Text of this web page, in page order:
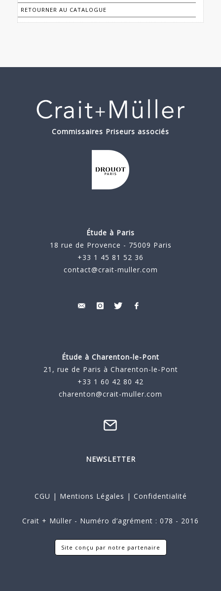
RETOURNER AU CATALOGUE
Commissaires Priseurs associés
Étude à Paris
18 rue de Provence - 75009 Paris
+33 1 45 81 52 36
contact@crait-muller.com
Étude à Charenton-le-Pont
21, rue de Paris à Charenton-le-Pont
+33 1 60 42 80 42
charenton@crait-muller.com
NEWSLETTER
CGU | Mentions Légales | Confidentialité
Crait + Müller - Numéro d’agrément : 078 - 2016
Site conçu par notre partenaire